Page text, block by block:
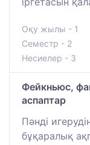
Оқу жылы - 1
Семестр - 2
Несиелер - 3
Фейкньюс,
аспаптар
Пәнді
бұқаралық